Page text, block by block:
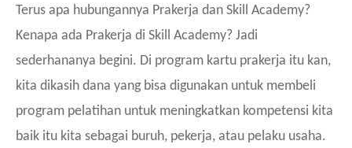
Terus apa hubungannya Prakerja dan Skill Academy?
Kenapa ada Prakerja di Skill Academy? Jadi
sederhananya begini. Di program kartu prakerja itu kan,
kita dikasih dana yang bisa digunakan untuk membeli
program pelatihan untuk meningkatkan kompetensi kita
baik itu kita sebagai buruh, pekerja, atau pelaku usaha.